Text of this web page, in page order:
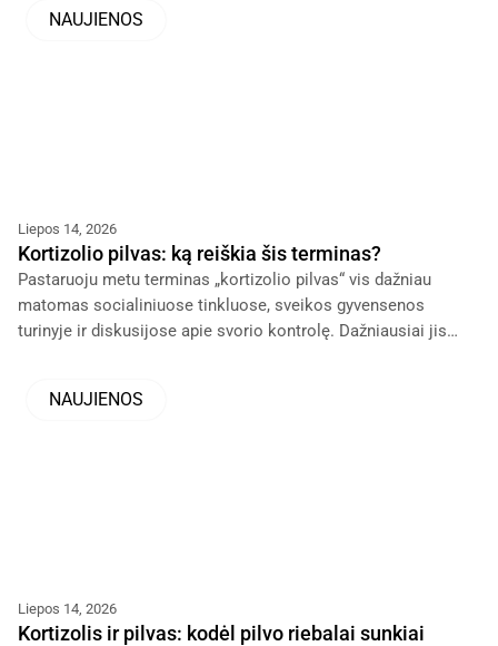
NAUJIENOS
Liepos 14, 2026
Kortizolio pilvas: ką reiškia šis terminas?
Pastaruoju metu terminas „kortizolio pilvas“ vis dažniau
matomas socialiniuose tinkluose, sveikos gyvensenos
turinyje ir diskusijose apie svorio kontrolę. Dažniausiai jis
NAUJIENOS
Liepos 14, 2026
Kortizolis ir pilvas: kodėl pilvo riebalai sunkiai